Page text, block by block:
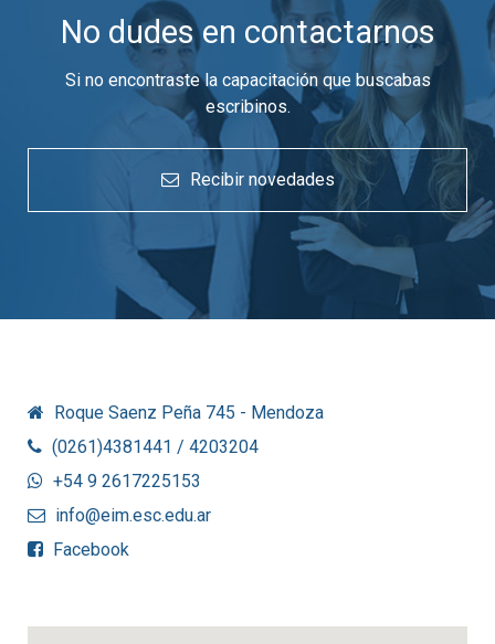
No dudes en contactarnos
Si no encontraste la capacitación que buscabas
escribinos.
Recibir novedades
Roque Saenz Peña 745 - Mendoza
(0261)4381441 / 4203204
+54 9 2617225153
info@eim.esc.edu.ar
Facebook